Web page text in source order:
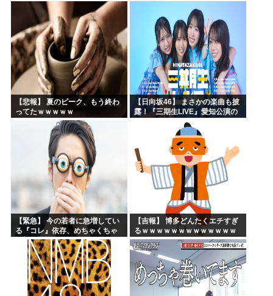
【悲報】 夏のピーク、もう終わ
ってたｗｗｗｗｗ
【日向坂46】 まさかの楽曲も披
露！『三期生LIVE』愛知公演の
【緊急】 今の若者に急増してい
る『コレ』依存、めちゃくちゃ
深刻な模様w w w w w w w w w w
【吉報】 博多どんたくエチすぎ
るｗｗｗｗｗｗｗｗｗｗｗｗｗ
ｗｗ